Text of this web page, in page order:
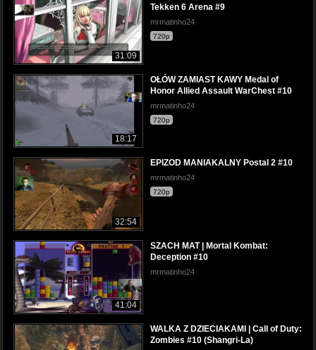
31:09
Tekken 6 Arena #9
mrmatinho24
720p
18:17
OŁÓW ZAMIAST KAWY Medal of
Honor Allied Assault WarChest #10
mrmatinho24
720p
32:54
EPIZOD MANIAKALNY Postal 2 #10
mrmatinho24
720p
41:04
SZACH MAT | Mortal Kombat:
Deception #10
mrmatinho24
WALKA Z DZIECIAKAMI | Call of Duty:
Zombies #10 (Shangri-La)